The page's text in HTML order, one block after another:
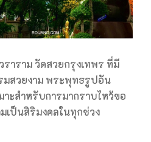
ราราม วัดสวยกรุงเทพร ที่มี
มสวยงาม พระพุทธรูปอัน
าะสำหรับการมากราบไหว้ขอ
เป็นสิริมงคลในทุกช่วง